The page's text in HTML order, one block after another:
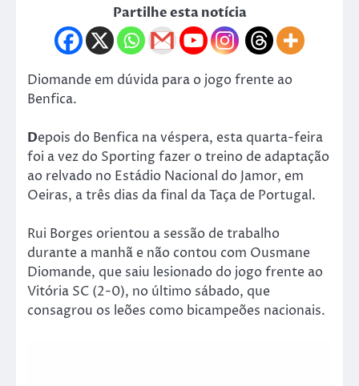
Partilhe esta notícia
Diomande em dúvida para o jogo frente ao
Benfica.
Depois do Benfica na véspera, esta quarta-feira
foi a vez do Sporting fazer o treino de adaptação
ao relvado no Estádio Nacional do Jamor, em
Oeiras, a três dias da final da Taça de Portugal.
Rui Borges orientou a sessão de trabalho
durante a manhã e não contou com Ousmane
Diomande, que saiu lesionado do jogo frente ao
Vitória SC (2-0), no último sábado, que
consagrou os leões como bicampeões nacionais.